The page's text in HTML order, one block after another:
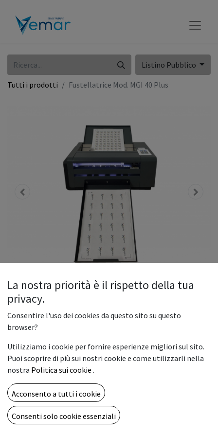
Listino Pubblico
Tutti i prodotti Fustellatrice Mod. MGI 40 Plus
Fustellatrice Mod. MGI 40 Plus
per fogli di carta e vinile adesivo, plastificati e nobilitati. Si
possono produrre Etichette e Adesivi. E' un plotter compatto
e dotato di caricatore, è in grado di alimentare
automaticamente fino a 150 fogli.
5.800,00€
La nostra priorità è il rispetto della tua
privacy.
Consentire l'uso dei cookies da questo sito su questo
browser?
Utilizziamo i cookie per fornire esperienze migliori sul sito.
Puoi scoprire di più sui nostri cookie e come utilizzarli nella
nostra Politica sui cookie .
Acconsento a tutti i cookie
Consenti solo cookie essenziali